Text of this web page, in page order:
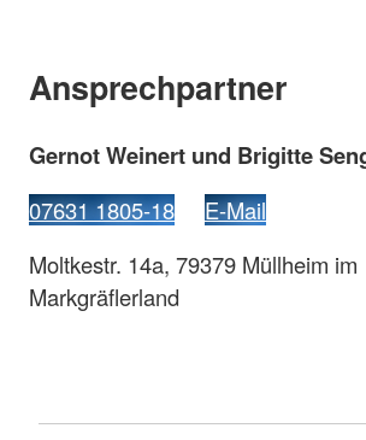
Ansprechpartner
Gernot Weinert und Brigitte
07631 1805-18
E-Mail
Moltkestr. 14a, 79379 Müllheim im
Markgräflerland